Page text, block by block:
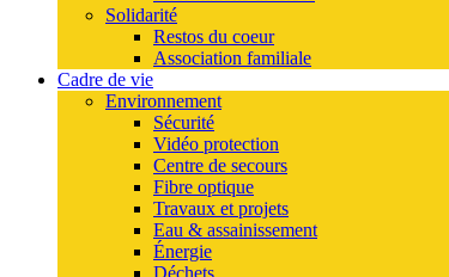
Solidarité
Restos du coeur
Association familiale
Cadre de vie
Environnement
Sécurité
Vidéo protection
Centre de secours
Fibre optique
Travaux et projets
Eau & assainissement
Énergie
Déchets